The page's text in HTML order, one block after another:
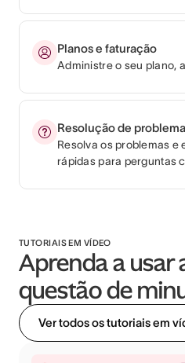
Planos e faturação
Administre o seu plano,
Resolução de
Resolva os problemas e
rápidas para perguntas
TUTORIAIS EM VÍDEO
Aprenda a usar
questão de
Ver todos os tutoriais em